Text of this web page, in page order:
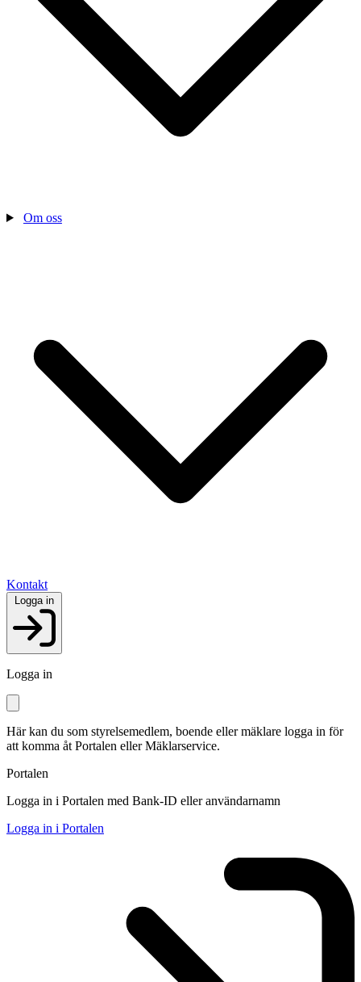
Om oss
Kontakt
Logga in
Logga in
Här kan du som styrelsemedlem, boende eller mäklare logga in för
att komma åt Portalen eller Mäklarservice.
Portalen
Logga in i Portalen med Bank-ID eller användarnamn
Logga in i Portalen